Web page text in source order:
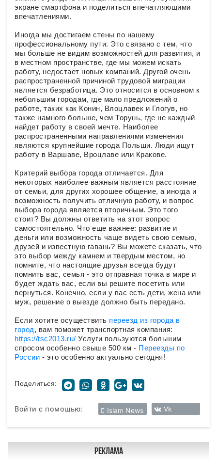
экране смартфона и поделиться впечатляющими
впечатлениями.
Иногда мы достигаем стены по нашему
профессиональному пути. Это связано с тем, что
мы больше не видим возможностей для развития, и
в местном пространстве, где мы можем искать
работу, недостает новых компаний. Другой очень
распространенной причиной трудовой миграции
является безработица. Это относится в основном к
небольшим городам, где мало предложений о
работе, таких как Конин, Влоцлавек и Глогув, но
также намного больше, чем Торунь, где не каждый
найдет работу в своей мечте. Наиболее
распространенными направлениями изменения
являются крупнейшие города Польши. Люди ищут
работу в Варшаве, Вроцлаве или Кракове.
Критерий выбора города отличается. Для
некоторых наиболее важным является расстояние
от семьи, для других хорошее общение, а иногда и
возможность получить отличную работу, и вопрос
выбора города является вторичным. Это того
стоит? Вы должны ответить на этот вопрос
самостоятельно. Что еще важнее: развитие и
деньги или возможность чаще видеть свою семью,
друзей и известную гавань? Вы можете сказать, что
это выбор между камнем и твердым местом, но
помните, что настоящие друзья всегда будут
помнить вас, семья - это отправная точка в мире и
будет ждать вас, если вы решите посетить или
вернуться. Конечно, если у вас есть дети, жена или
муж, решение о выезде должно быть передано.
Если хотите осуществить переезд из города в
город, вам поможет транспортная компания:
https://tsc2013.ru/ Услуги пользуются большим
спросом особенно свыше 500 км - Переезды по
России - это особенно актуально сегодня!
Поделиться:
Войти с помощью: Islam News Vk
Реклама